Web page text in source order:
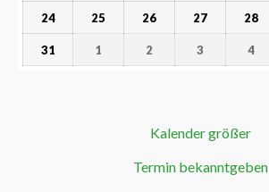
24 25 26 27 28
31 1 2 3 4
Kalender größer
Termin bekanntgeben